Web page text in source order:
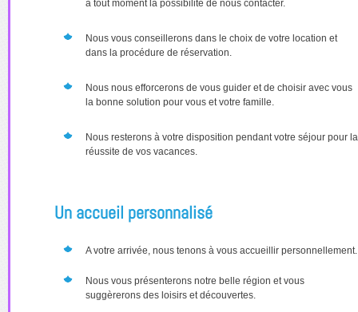
à tout moment la possibilité de nous contacter.
Nous vous conseillerons dans le choix de votre location et
dans la procédure de réservation.
Nous nous efforcerons de vous guider et de choisir avec vous
la bonne solution pour vous et votre famille.
Nous resterons à votre disposition pendant votre séjour pour la
réussite de vos vacances.
Un accueil personnalisé
A votre arrivée, nous tenons à vous accueillir personnellement.
Nous vous présenterons notre belle région et vous
suggèrerons des loisirs et découvertes.